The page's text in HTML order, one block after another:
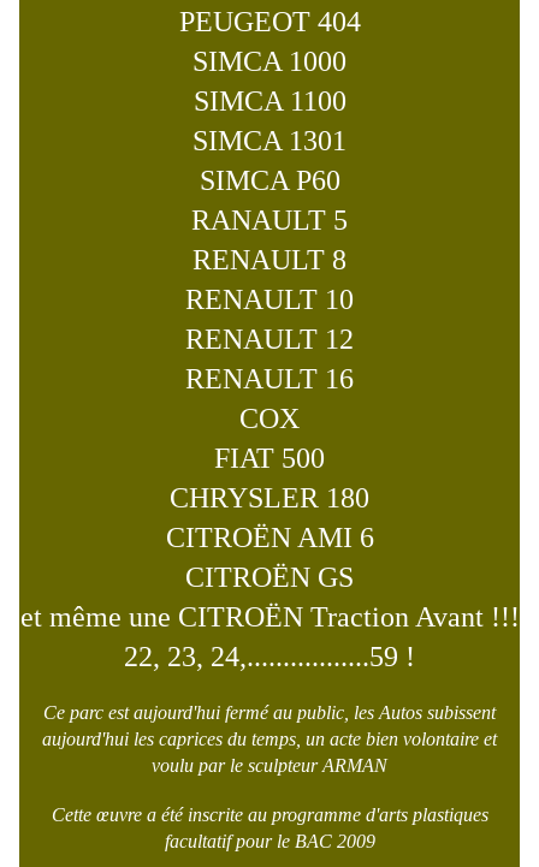
PEUGEOT 404
SIMCA 1000
SIMCA 1100
SIMCA 1301
SIMCA P60
RANAULT 5
RENAULT 8
RENAULT 10
RENAULT 12
RENAULT 16
COX
FIAT 500
CHRYSLER 180
CITROËN AMI 6
CITROËN GS
et même une CITROËN Traction Avant !!!
22, 23, 24,.................59 !
Ce parc est aujourd'hui fermé au public, les Autos subissent
aujourd'hui les caprices du temps, un acte bien volontaire et
voulu par le sculpteur ARMAN
Cette œuvre a été inscrite au programme d'arts plastiques
facultatif pour le BAC 2009